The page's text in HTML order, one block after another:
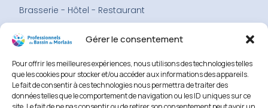
Gérer le consentement
Pour offrir les meilleures expériences, nous utilisons des technologies telles
que les cookies pour stocker et/ou accéder aux informations des appareils.
Le fait de consentir à ces technologies nous permettra de traiter des
données telles que le comportement de navigation ou les ID uniques sur ce
Brasserie - Hôtel - Restaurant
Menu
Les professionnels
L’association
Adhérer